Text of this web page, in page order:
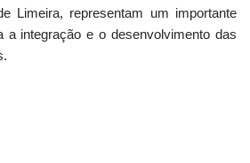
Limeira, representam um importante
a integração e o desenvolvimento das